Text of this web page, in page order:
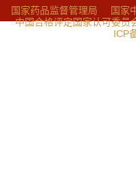
国家药品监督管理局 国家
中国合格评定国家认可委员
ICP